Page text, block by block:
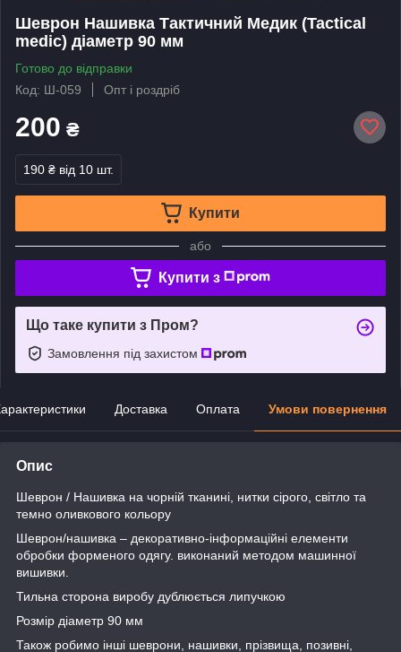
Шеврон Нашивка Тактичний Медик (Tactical
medic) діаметр 90 мм
Готово до відправки
Код: Ш-059
Опт і роздріб
200 ₴
190 ₴ від 10 шт.
Купити
або
Купити з
Що таке купити з Пром?
Замовлення під захистом
Доставка Оплата Умови повернення
Опис
Шеврон / Нашивка на чорній тканині, нитки сірого, світло та
темно оливкового кольору
Шеврон/нашивка – декоративно-інформаційні елементи
обробки форменого одягу. виконаний методом машинної
вишивки.
Тильна сторона виробу дублюється липучкою
Розмір діаметр 90 мм
Також робимо інші шеврони, нашивки, прізвища, позивні,